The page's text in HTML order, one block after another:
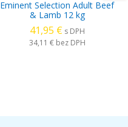
Eminent Selection Adult Beef
& Lamb 12 kg
41,95 € s DPH
34,11 € bez DPH